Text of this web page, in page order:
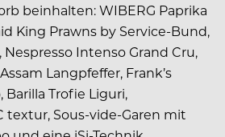
beinhalten: WIBERG Paprika
King Prawns by Service-Bund,
Intenso Grand Cru,
Langpfeffer, Frank’s
Trofie Liguri,
textur, Sous-vide-Garen mit